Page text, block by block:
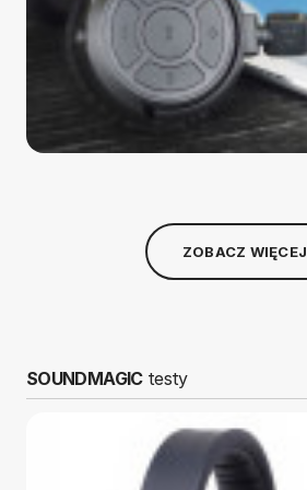
ZOBACZ WIĘCEJ
SOUNDMAGICtesty